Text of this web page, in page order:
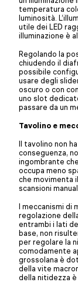
temperatura
luminosità.
utile dei LED
illuminazione è
Regolando la
chiudendo il
possibile
usare degli
oscuro o con
uno slot
passare da un
Tavolino e
Il tavolino non
conseguenza,
ingombrante
occupa meno
che movimenta
scansioni
I meccanismi di
regolazione
entrambi i lati
base, non
per regolare la
comodamente
grossolana è
della vite
della nitidezza